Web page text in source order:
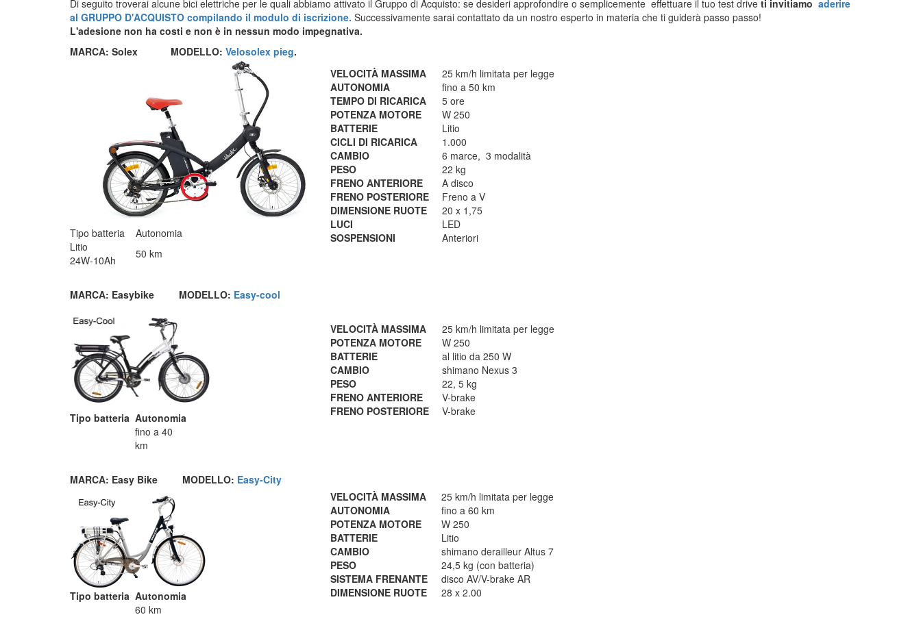
Di seguito troverai alcune bici elettriche per le quali abbiamo attivato il Gruppo di Acquisto: se desideri approfondire o semplicemente effettuare il tuo test drive ti invitiamo aderire
al GRUPPO D'ACQUISTO compilando il modulo di iscrizione. Successivamente sarai contattato da un nostro esperto in materia che ti guiderà passo passo!
L'adesione non ha costi e non è in nessun modo impegnativa.
MARCA: Solex
MODELLO: Velosolex pieg.
Tipo batteria
Autonomia
Litio
24W-10Ah
50 km
VELOCITÀ MASSIMA
25 km/h limitata per legge
AUTONOMIA
fino a 50 km
TEMPO DI RICARICA
5 ore
POTENZA MOTORE
W 250
BATTERIE
Litio
CICLI DI RICARICA
1.000
CAMBIO
6 marce, 3 modalità
PESO
22 kg
FRENO ANTERIORE
A disco
FRENO POSTERIORE
Freno a V
DIMENSIONE RUOTE
20 x 1,75
LUCI
LED
SOSPENSIONI
Anteriori
MARCA: Easybike MODELLO: Easy-cool
Tipo batteria Autonomia
fino a 40
km
VELOCITÀ MASSIMA
25 km/h limitata per legge
POTENZA MOTORE
W 250
BATTERIE
al litio da 250 W
CAMBIO
shimano Nexus 3
PESO
22, 5 kg
FRENO ANTERIORE
V-brake
FRENO POSTERIORE
V-brake
MARCA: Easy Bike MODELLO: Easy-City
Tipo batteria Autonomia
60 km
VELOCITÀ MASSIMA
25 km/h limitata per legge
AUTONOMIA
fino a 60 km
POTENZA MOTORE
W 250
BATTERIE
Litio
CAMBIO
shimano derailleur Altus 7
PESO
24,5 kg (con batteria)
SISTEMA FRENANTE
disco AV/V-brake AR
DIMENSIONE RUOTE
28 x 2.00